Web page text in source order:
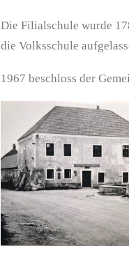
Die Filialschule wurde
die Volksschule
1967 beschloss der